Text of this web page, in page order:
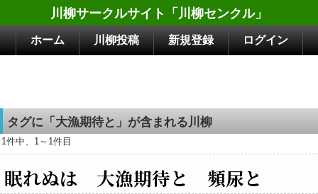
川柳サークルサイト「川柳センクル」
ホーム 川柳投稿 新規登録 ログイン
タグに「大漁期待と」が含まれる川柳
1件中、1～1件目
眠れぬは 大漁期待と 頻尿と